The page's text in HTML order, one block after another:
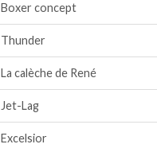
Boxer concept
Thunder
La calèche de René
Jet-Lag
Excelsior